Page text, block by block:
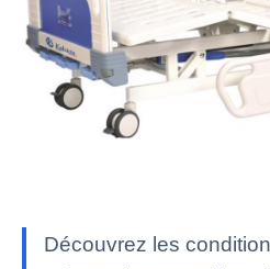
Découvrez les